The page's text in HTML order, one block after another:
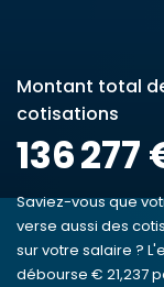
Montant total
cotisations
136 277
Saviez-vous que
verse aussi des
sur votre salaire ?
débourse € 21,237